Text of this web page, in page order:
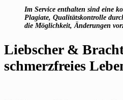
Im Service enthalten sind eine
Plagiate, Qualitätskontrolle
die Möglichkeit, Änderungen
Liebscher &
schmerzfreies